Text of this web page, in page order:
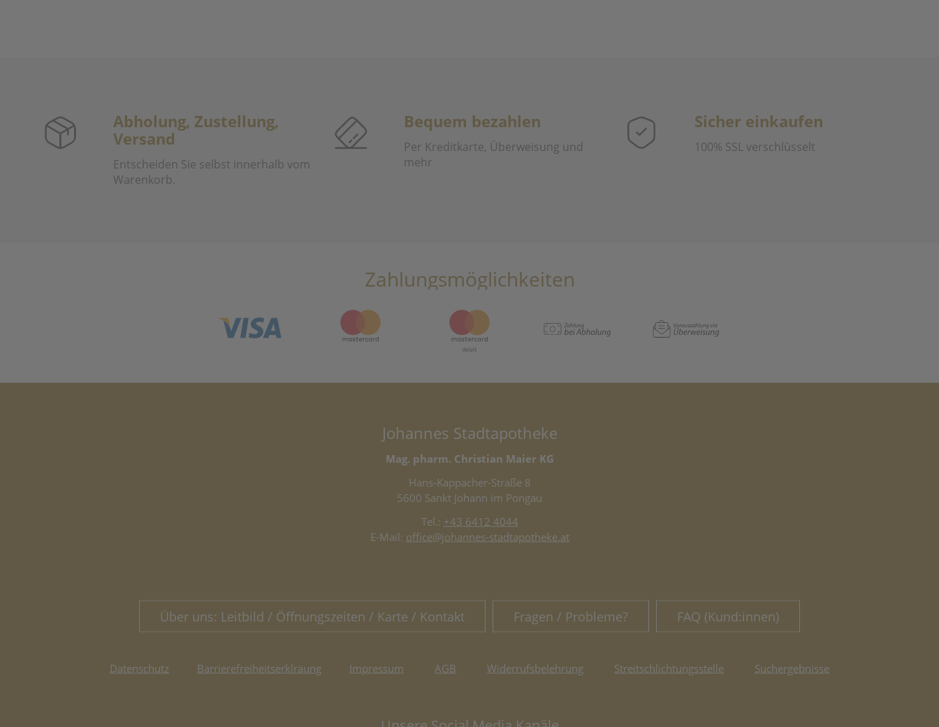
Abholung, Zustellung,
Versand
Entscheiden Sie selbst innerhalb vom
Warenkorb.
Bequem bezahlen
Per Kreditkarte, Überweisung und
mehr
Sicher einkaufen
100% SSL verschlüsselt
Zahlungsmöglichkeiten
Johannes Stadtapotheke
Mag. pharm. Christian Maier KG
Hans-Kappacher-Straße 8
5600 Sankt Johann im Pongau
Tel.: +43 6412 4044
E-Mail: office@johannes-stadtapotheke.at
Über uns: Leitbild / Öffnungszeiten / Karte / Kontakt Fragen / Probleme? FAQ (Kund:innen)
Datenschutz Barrierefreiheitserklräung Impressum AGB Widerrufsbelehrung Streitschlichtungsstelle Suchergebnisse